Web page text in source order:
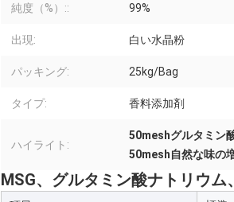
純度（%）:: 99%
出現: 白い水晶粉
パッキング: 25kg/Bag
タイプ: 香料添加剤
ハイライト:
50meshグルタミン
50mesh自然な味の
MSG、グルタミン酸ナトリウム